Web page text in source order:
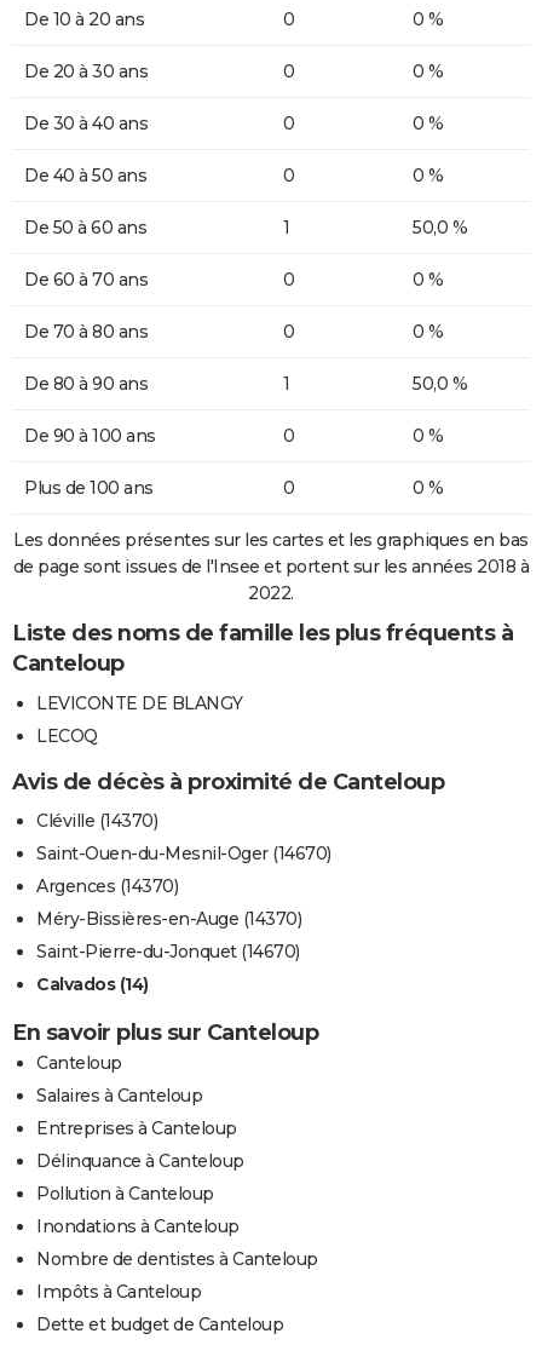
De 10 à 20 ans 0 0 %
De 20 à 30 ans 0 0 %
De 30 à 40 ans 0 0 %
De 40 à 50 ans 0 0 %
De 50 à 60 ans 1 50,0 %
De 60 à 70 ans 0 0 %
De 70 à 80 ans 0 0 %
De 80 à 90 ans 1 50,0 %
De 90 à 100 ans 0 0 %
Plus de 100 ans 0 0 %
Les données présentes sur les cartes et les graphiques en bas
de page sont issues de l'Insee et portent sur les années 2018 à
2022.
Liste des noms de famille les plus fréquents à
Canteloup
LEVICONTE DE BLANGY
LECOQ
Avis de décès à proximité de Canteloup
Cléville (14370)
Saint-Ouen-du-Mesnil-Oger (14670)
Argences (14370)
Méry-Bissières-en-Auge (14370)
Saint-Pierre-du-Jonquet (14670)
Calvados (14)
En savoir plus sur Canteloup
Canteloup
Salaires à Canteloup
Entreprises à Canteloup
Délinquance à Canteloup
Pollution à Canteloup
Inondations à Canteloup
Nombre de dentistes à Canteloup
Impôts à Canteloup
Dette et budget de Canteloup